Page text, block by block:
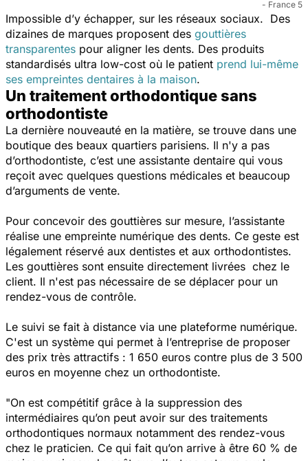
- France 5
Impossible d’y échapper, sur les réseaux sociaux. Des
dizaines de marques proposent des gouttières
transparentes pour aligner les dents. Des produits
standardisés ultra low-cost où le patient prend lui-même
ses empreintes dentaires à la maison.
Un traitement orthodontique sans
orthodontiste
La dernière nouveauté en la matière, se trouve dans une
boutique des beaux quartiers parisiens. Il n'y a pas
d’orthodontiste, c’est une assistante dentaire qui vous
reçoit avec quelques questions médicales et beaucoup
d’arguments de vente.
Pour concevoir des gouttières sur mesure, l’assistante
réalise une empreinte numérique des dents. Ce geste est
légalement réservé aux dentistes et aux orthodontistes.
Les gouttières sont ensuite directement livrées chez le
client. Il n'est pas nécessaire de se déplacer pour un
rendez-vous de contrôle.
Le suivi se fait à distance via une plateforme numérique.
C'est un système qui permet à l’entreprise de proposer
des prix très attractifs : 1 650 euros contre plus de 3 500
euros en moyenne chez un orthodontiste.
"On est compétitif grâce à la suppression des
intermédiaires qu’on peut avoir sur des traitements
orthodontiques normaux notamment des rendez-vous
chez le praticien. Ce qui fait qu’on arrive à être 60 % de